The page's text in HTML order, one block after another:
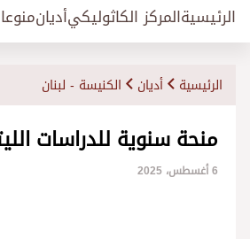
الرئيسيةالمركز الكاثوليكيأديان
الرئيسية أديان الكنيسة - لبنان
منحة سنوية للدراسات
6 أغسطس، 2025